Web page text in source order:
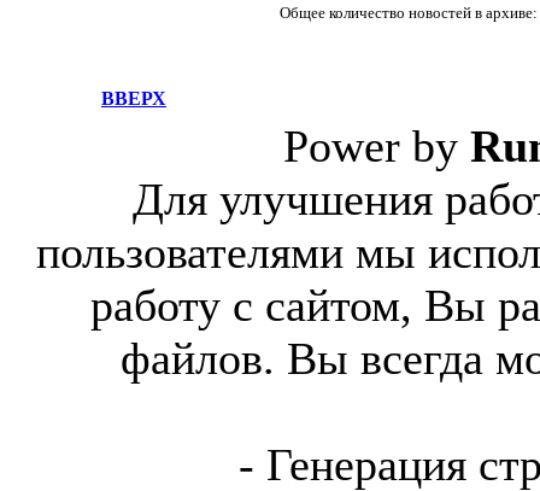
Общее количество новостей в
ВВЕРХ
Power by
Для улучшения
пользователями мы
работу с сайтом, Вы
файлов. Вы всегда
- Генерация